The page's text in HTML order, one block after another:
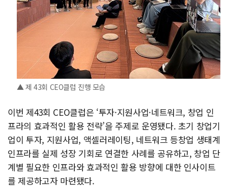
▲ 제 43회 CEO클럽 진행 모습
이번 제43회 CEO클럽은 ‘투자·지원사업·네트워크, 창업 인
프라의 효과적인 활용 전략’을 주제로 운영됐다. 초기 창업기
업이 투자, 지원사업, 액셀러레이팅, 네트워크 등창업 생태계
인프라를 실제 성장 기회로 연결한 사례를 공유하고, 창업 단
계별 필요한 인프라와 효과적인 활용 방향에 대한 인사이트
를 제공하고자 마련됐다.